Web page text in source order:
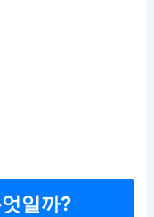
일까?